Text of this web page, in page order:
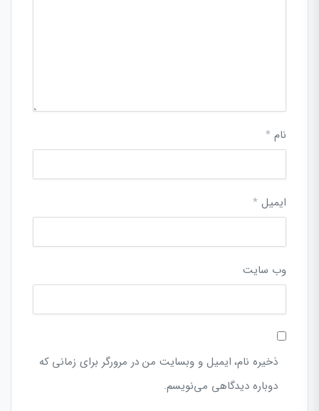
نام *
ایمیل *
وب‌ سایت
ذخیره نام، ایمیل و وبسایت من در مرورگر برای زمانی که
دوباره دیدگاهی می‌نویسم.